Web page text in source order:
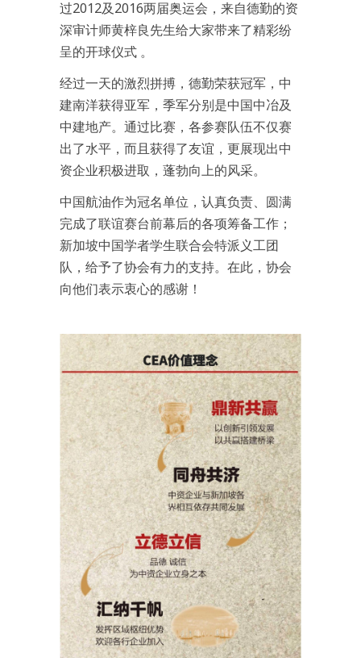
过2012及2016两届奥运会，来自德勤的资
深审计师黄梓良先生给大家带来了精彩纷
呈的开球仪式 。
经过一天的激烈拼搏，德勤荣获冠军，中
建南洋获得亚军，季军分别是中国中冶及
中建地产。通过比赛，各参赛队伍不仅赛
出了水平，而且获得了友谊，更展现出中
资企业积极进取，蓬勃向上的风采。
中国航油作为冠名单位，认真负责、圆满
完成了联谊赛台前幕后的各项筹备工作；
新加坡中国学者学生联合会特派义工团
队，给予了协会有力的支持。在此，协会
向他们表示衷心的感谢！